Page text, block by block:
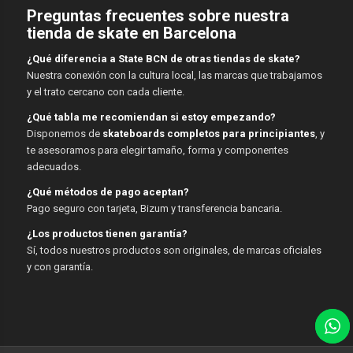
Preguntas frecuentes sobre nuestra
tienda de skate en Barcelona
¿Qué diferencia a State BCN de otras tiendas de skate?
Nuestra conexión con la cultura local, las marcas que trabajamos
y el trato cercano con cada cliente.
¿Qué tabla me recomiendan si estoy empezando?
Disponemos de skateboards completos para principiantes, y
te asesoramos para elegir tamaño, forma y componentes
adecuados.
¿Qué métodos de pago aceptan?
Pago seguro con tarjeta, Bizum y transferencia bancaria.
¿Los productos tienen garantía?
Sí, todos nuestros productos son originales, de marcas oficiales
y con garantía.